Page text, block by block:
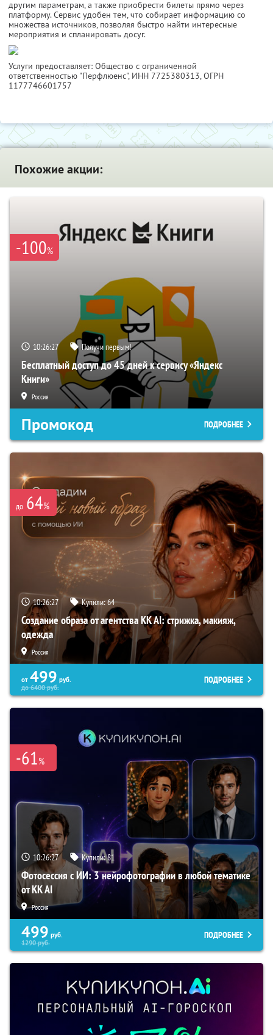
другим параметрам, а также приобрести билеты прямо через
платформу. Сервис удобен тем, что собирает информацию со
множества источников, позволяя быстро найти интересные
мероприятия и спланировать досуг.
Услуги предоставляет: Общество с ограниченной
ответственностью "Перфлюенс", ИНН 7725380313, ОГРН
1177746601757
Похожие акции:
-100%
10:26:26 Получи первым!
Бесплатный доступ до 45 дней к сервису «Яндекс
Книги»
Россия
Промокод ПОДРОБНЕЕ
до 64%
10:26:26 Купили:64
Создание образа от агентства KK AI: стрижка, макияж,
одежда
Россия
от 499 руб.
до6400руб.
ПОДРОБНЕЕ
-61%
10:26:26 Купили:81
Фотосессия с ИИ: 3 нейрофотографии в любой тематике
от KK AI
Россия
499 руб.
1290руб.
ПОДРОБНЕЕ